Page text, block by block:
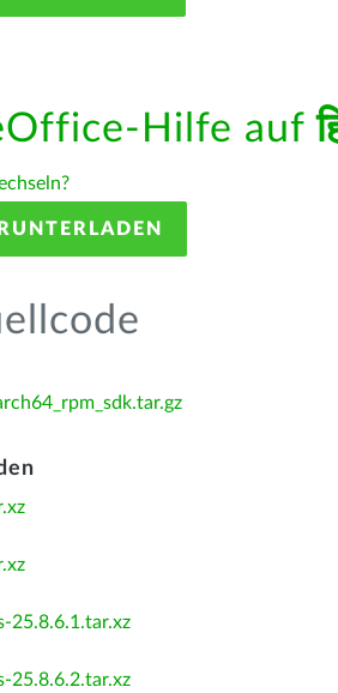
Hilfe auf
25.8.6.1.tar.xz
25.8.6.2.tar.xz